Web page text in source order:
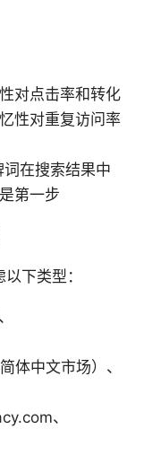
对点击率和转化
性对重复访问率
在搜索结果中
第一步
下类型：
体中文市场）、
、